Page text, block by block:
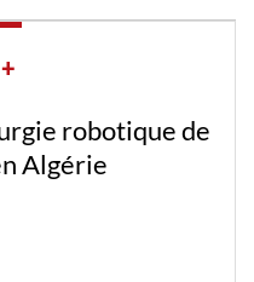
robotique de
Algérie